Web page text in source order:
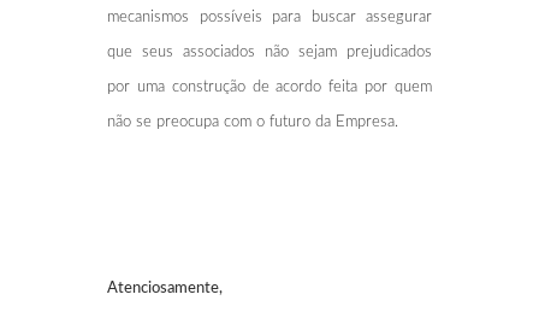
mecanismos possíveis para buscar assegurar
que seus associados não sejam prejudicados
por uma construção de acordo feita por quem
não se preocupa com o futuro da Empresa.
Atenciosamente,